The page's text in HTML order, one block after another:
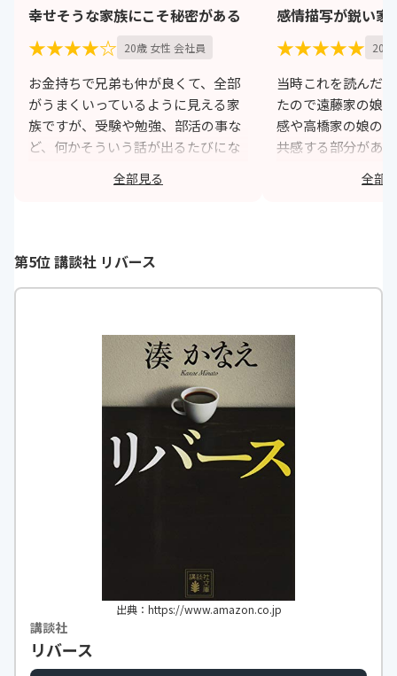
幸せそうな家族にこそ秘密がある
★★★★☆ 20歳 女性 会社員
お金持ちで兄弟も仲が良くて、全部
がうまくいっているように見える家
族ですが、受験や勉強、部活の事な
ど、何かそういう話が出るたびにな
後々伏線回収のようでとても面白か
全部見る
感情描写が鋭い家
★★★★★ 20
当時これを読んだ
たので遠藤家の娘
感や高橋家の娘の
共感する部分があ
て尚且つそれが当
全部
第5位 講談社 リバース
出典：https://www.amazon.co.jp
講談社
リバース